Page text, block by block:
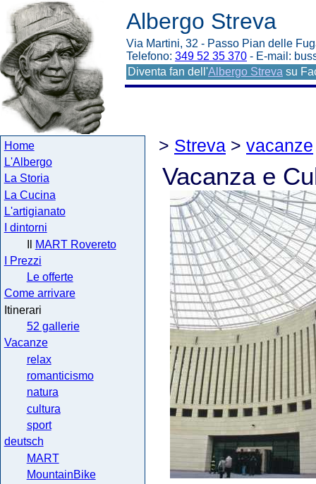
Albergo Streva
Via Martini, 32 - Passo Pian delle
Telefono: 349 52 35 370 - E-mail:
Diventa fan dell'Albergo Streva su
> Streva > vacanze
Vacanza e
Home
L'Albergo
La Storia
La Cucina
L'artigianato
I dintorni
MART Rovereto
I Prezzi
Le offerte
Come arrivare
Itinerari
52 gallerie
Vacanze
relax
romanticismo
natura
cultura
sport
deutsch
MART
MountainBike